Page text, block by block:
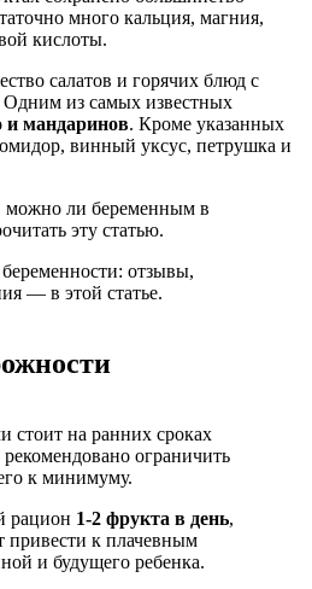
много кальция, магния,
кислоты.
салатов и горячих блюд с
из самых известных
и мандаринов. Кроме указанных
винный уксус, петрушка и
можно ли беременным в
эту статью.
отзывы,
— в этой статье.
стоит на ранних сроках
ограничить
к минимуму.
рацион 1-2 фрукта в день,
привести к плачевным
и будущего ребенка.